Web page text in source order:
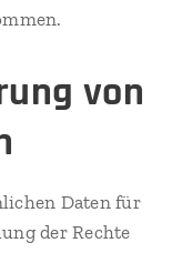
von
Daten für
der Rechte